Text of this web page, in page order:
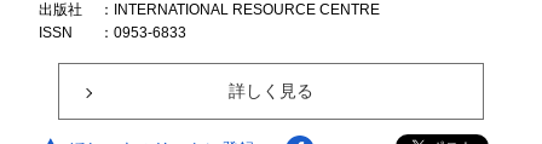
出版社
：INTERNATIONAL RESOURCE CENTRE
ISSN
：0953-6833
詳しく見る